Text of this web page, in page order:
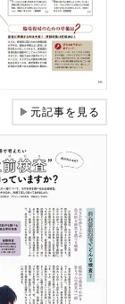
▶元記事を見る